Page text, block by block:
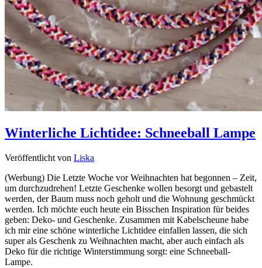
Winterliche Lichtidee: Schneeball Lampe
Veröffentlicht von Liska
(Werbung) Die Letzte Woche vor Weihnachten hat begonnen – Zeit,
um durchzudrehen! Letzte Geschenke wollen besorgt und gebastelt
werden, der Baum muss noch geholt und die Wohnung geschmückt
werden. Ich möchte euch heute ein Bisschen Inspiration für beides
geben: Deko- und Geschenke. Zusammen mit Kabelscheune habe
ich mir eine schöne winterliche Lichtidee einfallen lassen, die sich
super als Geschenk zu Weihnachten macht, aber auch einfach als
Deko für die richtige Winterstimmung sorgt: eine Schneeball-
Lampe.